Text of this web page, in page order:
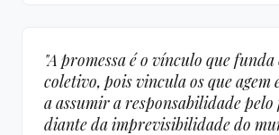
"A promessa é o vínculo que
coletivo, pois vincula os que agem
a assumir a responsabilidade
diante da imprevisibilidade do